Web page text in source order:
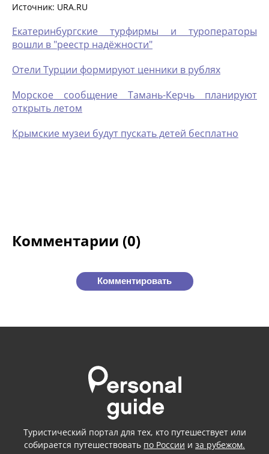
Источник: URA.RU
Екатеринбургские турфирмы и туроператоры
вошли в "реестр надёжности"
Отели Турции формируют ценники в рублях
Морское сообщение Тамань-Керчь планируют
открыть летом
Крымские музеи будут пускать детей бесплатно
Комментарии (0)
Комментировать
Туристический портал для тех, кто путешествует или
собирается путешествовать по России и за рубежом.